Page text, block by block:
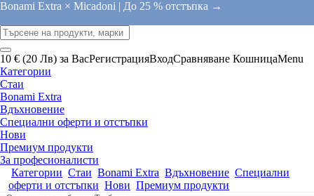
Bonami Extra × Micadoni | До 25 % отстъпка →
10 € (20 Лв) за ВасРегистрацияВходСравняване КошницаMenu
Категории
Стаи
Bonami Extra
Вдъхновение
Специални оферти и отстъпки
Нови
Премиум продукти
За професионалисти
Категории Стаи Bonami Extra Вдъхновение Специални
оферти и отстъпки Нови Премиум продукти